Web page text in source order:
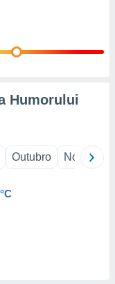
Humorului
Outubro Novembro